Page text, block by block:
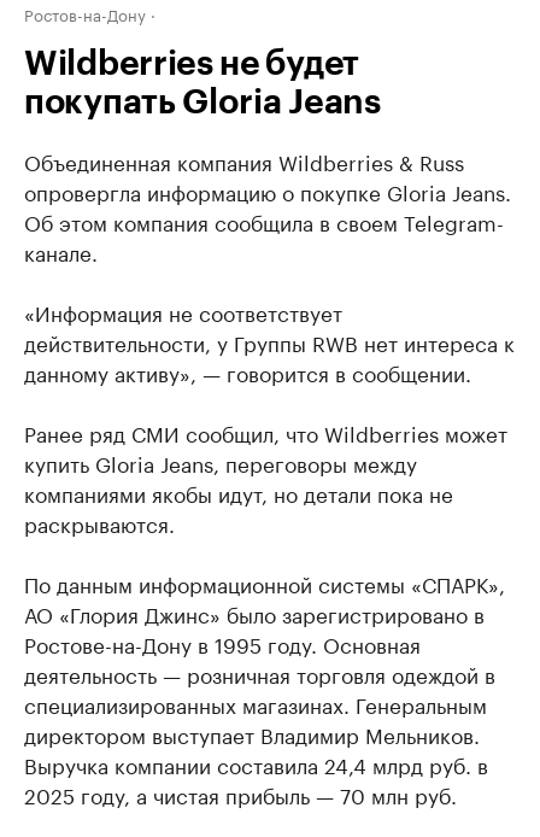
Ростов-на-Дону
Wildberries не будет
покупать Gloria Jeans
Объединенная компания Wildberries & Russ
опровергла информацию о покупке Gloria Jeans.
Об этом компания сообщила в своем Telegram-
канале.
«Информация не соответствует
действительности, у Группы RWB нет интереса к
данному активу», — говорится в сообщении.
Ранее ряд СМИ сообщил, что Wildberries может
купить Gloria Jeans, переговоры между
компаниями якобы идут, но детали пока не
раскрываются.
По данным информационной системы «СПАРК»,
АО «Глория Джинс» было зарегистрировано в
Ростове-на-Дону в 1995 году. Основная
деятельность — розничная торговля одеждой в
специализированных магазинах. Генеральным
директором выступает Владимир Мельников.
Выручка компании составила 24,4 млрд руб. в
2025 году, а чистая прибыль — 70 млн руб.